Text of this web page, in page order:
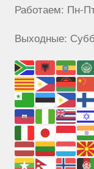
Работаем: Пн-
Выходные: